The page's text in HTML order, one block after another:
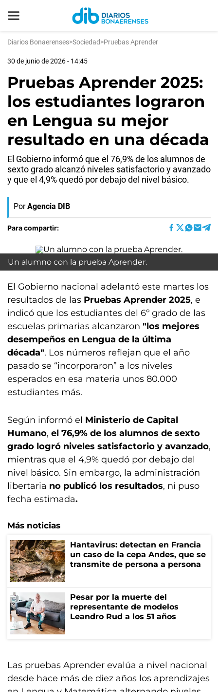
Diarios Bonaerenses>Sociedad>Pruebas Aprender
30 de junio de 2026 - 14:45
Pruebas Aprender 2025:
los estudiantes lograron
en Lengua su mejor
resultado en una década
El Gobierno informó que el 76,9% de los alumnos de
sexto grado alcanzó niveles satisfactorio y avanzado
y que el 4,9% quedó por debajo del nivel básico.
Por Agencia DIB
Para compartir:
Un alumno con la prueba Aprender.
El Gobierno nacional adelantó este martes los
resultados de las Pruebas Aprender 2025, e
indicó que los estudiantes del 6º grado de las
escuelas primarias alcanzaron "los mejores
desempeños en Lengua de la última
década". Los números reflejan que el año
pasado se “incorporaron” a los niveles
esperados en esa materia unos 80.000
estudiantes más.
Según informó el Ministerio de Capital
Humano, el 76,9% de los alumnos de sexto
grado logró niveles satisfactorio y avanzado,
mientras que el 4,9% quedó por debajo del
nivel básico. Sin embargo, la administración
libertaria no publicó los resultados, ni puso
fecha estimada.
Más noticias
Hantavirus: detectan en Francia
un caso de la cepa Andes, que se
transmite de persona a persona
Pesar por la muerte del
representante de modelos
Leandro Rud a los 51 años
Las pruebas Aprender evalúa a nivel nacional
desde hace más de diez años los aprendizajes